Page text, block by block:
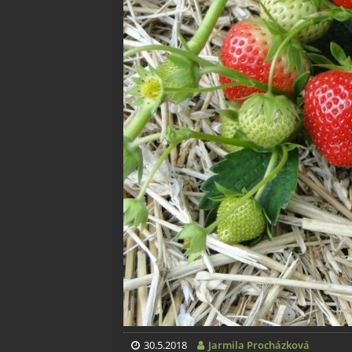
30.5.2018 Jarmila Procházková